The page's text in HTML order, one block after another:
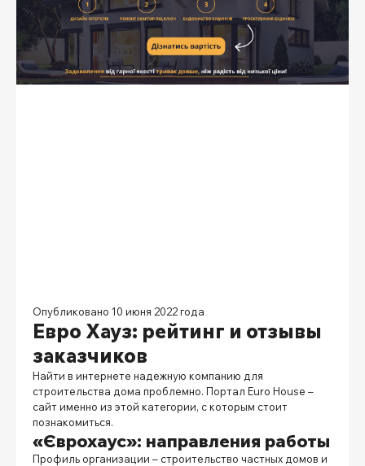
Опубликовано 10 июня 2022 года
Евро Хауз: рейтинг и отзывы
заказчиков
Найти в интернете надежную компанию для
строительства дома проблемно. Портал Euro House –
сайт именно из этой категории, с которым стоит
познакомиться.
«Єврохаус»: направления работы
Профиль организации – строительство частных домов и